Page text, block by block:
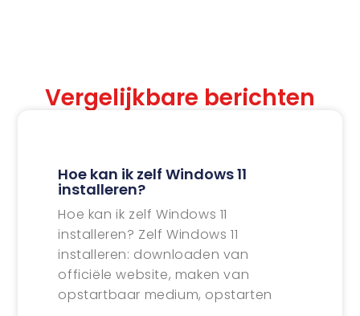
Vergelijkbare berichten
Hoe kan ik zelf Windows 11
installeren?
Hoe kan ik zelf Windows 11
installeren? Zelf Windows 11
installeren: downloaden van
officiële website, maken van
opstartbaar medium, opstarten